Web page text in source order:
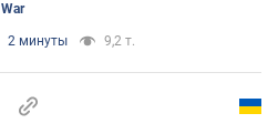
War
2 минуты 9,2 т.